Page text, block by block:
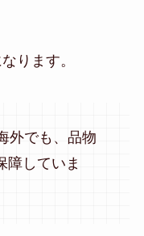
ります。
外でも、品物
障していま